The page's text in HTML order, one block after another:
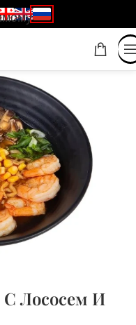
Лососем И